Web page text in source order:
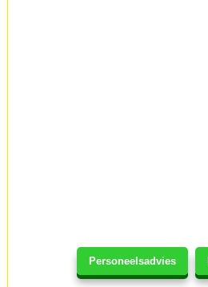
Personeelsadvies